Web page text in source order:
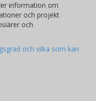
information om
och projekt
och
och vilka som kan